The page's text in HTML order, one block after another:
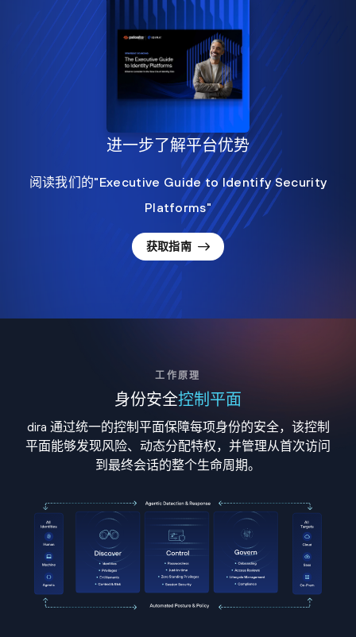
进一步了解平台优势
阅读我们的"Executive Guide to Identify Security
Platforms"
获取指南
工作原理
身份安全控制平面
dira 通过统一的控制平面保障每项身份的安全，该控制
平面能够发现风险、动态分配特权，并管理从首次访问
到最终会话的整个生命周期。